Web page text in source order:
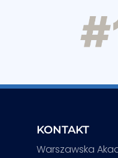
KONTAKT
Warszawska